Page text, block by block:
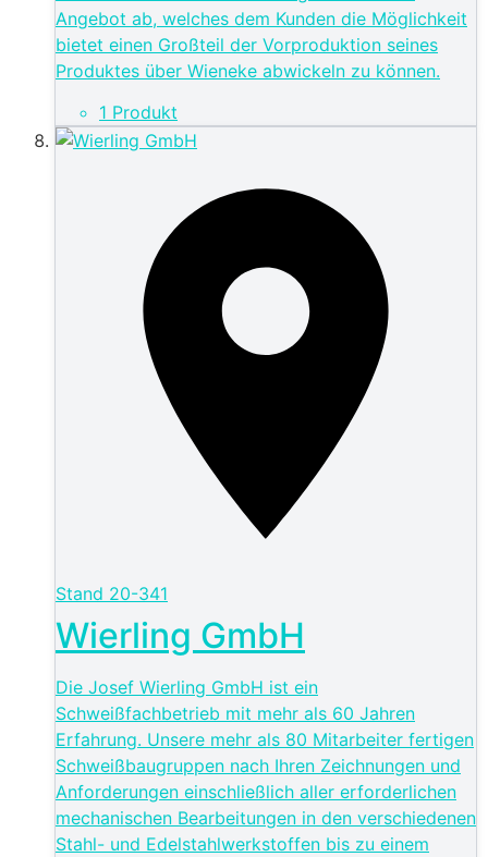
Angebot ab, welches dem Kunden die Möglichkeit
bietet einen Großteil der Vorproduktion seines
Produktes über Wieneke abwickeln zu können.
1 Produkt
Stand 20-341
Wierling GmbH
Die Josef Wierling GmbH ist ein
Schweißfachbetrieb mit mehr als 60 Jahren
Erfahrung. Unsere mehr als 80 Mitarbeiter fertigen
Schweißbaugruppen nach Ihren Zeichnungen und
Anforderungen einschließlich aller erforderlichen
mechanischen Bearbeitungen in den verschiedenen
Stahl- und Edelstahlwerkstoffen bis zu einem